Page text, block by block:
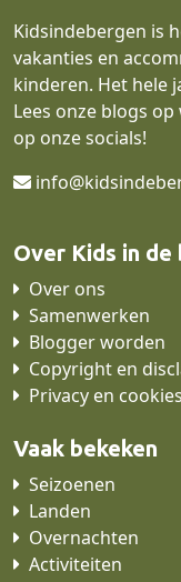
Kidsindebergen is
vakanties en
kinderen. Het hele
Lees onze blogs op
op onze socials!
Over Kids in de
Over ons
Samenwerken
Blogger worden
Copyright en
Privacy en cookies
Vaak bekeken
Seizoenen
Landen
Overnachten
Activiteiten